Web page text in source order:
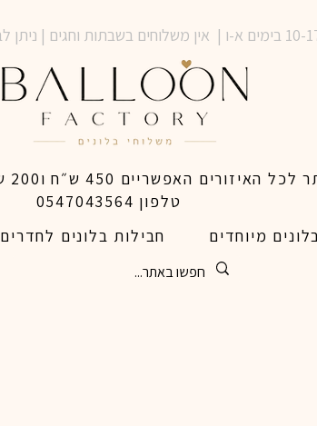
טלפון 0547043564
בלונים מיוחדים חבילות בלונים לחדרים